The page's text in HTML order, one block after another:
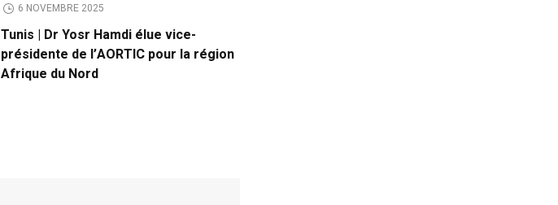
6 NOVEMBRE 2025
Tunis | Dr Yosr Hamdi élue vice-
présidente de l’AORTIC pour la région
Afrique du Nord